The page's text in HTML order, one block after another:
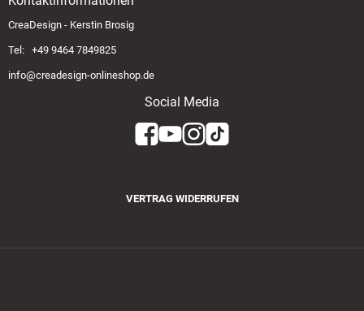
CreaDesign - Kerstin Brosig
Tel: +49 9464 7849825
info@creadesign-onlineshop.de
Social Media
VERTRAG WIDERRUFEN